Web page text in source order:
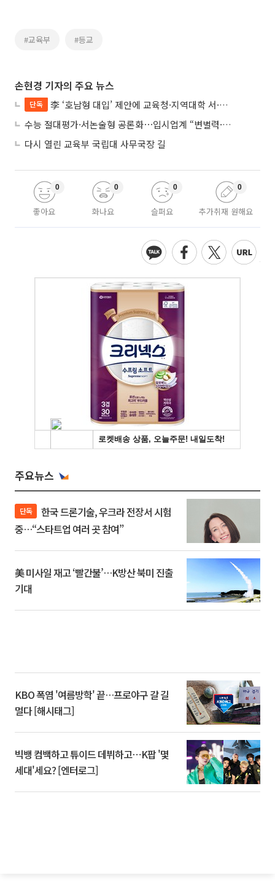
#교육부 #등교
손현경 기자의 주요 뉴스
단독
李 ‘호남형 대입’ 제안에 교육청·지역대학 서·논술형 입시 연계 '착수'
수능 절대평가·서논술형 공론화⋯입시업계 “변별력·사교육 대책 먼저”
다시 열린 교육부 국립대 사무국장 길
좋아요
0
화나요
0
슬퍼요
0
추가취재 원해요
0
주요뉴스
단독
중…“스타트업 여러 곳 참여”
美 미사일 재고 ‘빨간불’…K방산 북미 진출
기대
KBO 폭염 '여름방학' 끝…프로야구 갈 길
멀다 [해시태그]
빅뱅 컴백하고 튜이드 데뷔하고⋯K팝 '몇
세대'세요? [엔터로그]